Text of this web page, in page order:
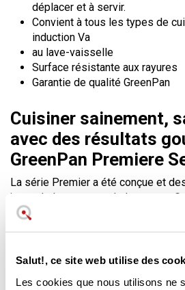
Salut!, ce site web utilise des
Les cookies que nous utilisons ne
déplacer et à servir.
Convient à tous les types de
induction Va
au lave-vaisselle
Surface résistante aux rayures
Garantie de qualité GreenPan
Cuisiner sainement,
avec des résultats
GreenPan Premiere
La série Premier a été conçue et
joyau de la couronne de la marque
en acier inoxydable et une réponse
GreenPan est une marque
de cuisine antiadhésifs en